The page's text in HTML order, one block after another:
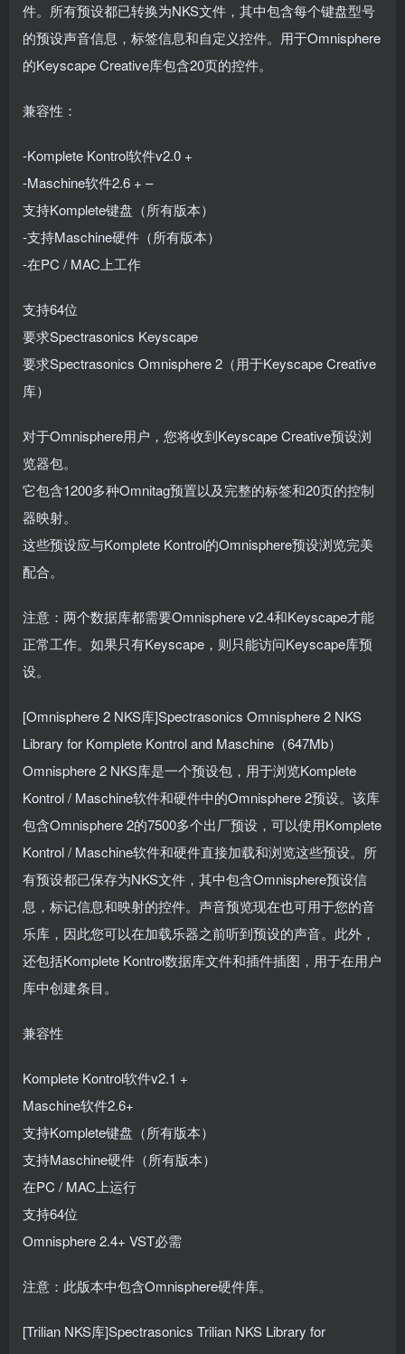
件。所有预设都已转换为NKS文件，其中包含每个键盘型号
的预设声音信息，标签信息和自定义控件。用于Omnisphere
的Keyscape Creative库包含20页的控件。
兼容性：
-Komplete Kontrol软件v2.0 +
-Maschine软件2.6 + –
支持Komplete键盘（所有版本）
-支持Maschine硬件（所有版本）
-在PC / MAC上工作
支持64位
要求Spectrasonics Keyscape
要求Spectrasonics Omnisphere 2（用于Keyscape Creative
库）
对于Omnisphere用户，您将收到Keyscape Creative预设浏
览器包。
它包含1200多种Omnitag预置以及完整的标签和20页的控制
器映射。
这些预设应与Komplete Kontrol的Omnisphere预设浏览完美
配合。
注意：两个数据库都需要Omnisphere v2.4和Keyscape才能
正常工作。如果只有Keyscape，则只能访问Keyscape库预
设。
[Omnisphere 2 NKS库]Spectrasonics Omnisphere 2 NKS
Library for Komplete Kontrol and Maschine（647Mb）
Omnisphere 2 NKS库是一个预设包，用于浏览Komplete
Kontrol / Maschine软件和硬件中的Omnisphere 2预设。该库
包含Omnisphere 2的7500多个出厂预设，可以使用Komplete
Kontrol / Maschine软件和硬件直接加载和浏览这些预设。所
有预设都已保存为NKS文件，其中包含Omnisphere预设信
息，标记信息和映射的控件。声音预览现在也可用于您的音
乐库，因此您可以在加载乐器之前听到预设的声音。此外，
还包括Komplete Kontrol数据库文件和插件插图，用于在用户
库中创建条目。
兼容性
Komplete Kontrol软件v2.1 +
Maschine软件2.6+
支持Komplete键盘（所有版本）
支持Maschine硬件（所有版本）
在PC / MAC上运行
支持64位
Omnisphere 2.4+ VST必需
注意：此版本中包含Omnisphere硬件库。
[Trilian NKS库]Spectrasonics Trilian NKS Library for